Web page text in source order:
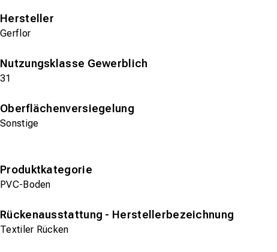
Hersteller
Gerflor
Nutzungsklasse Gewerblich
31
Oberflächenversiegelung
Sonstige
Produktkategorie
PVC-Boden
Rückenausstattung - Herstellerbezeichnung
Textiler Rücken